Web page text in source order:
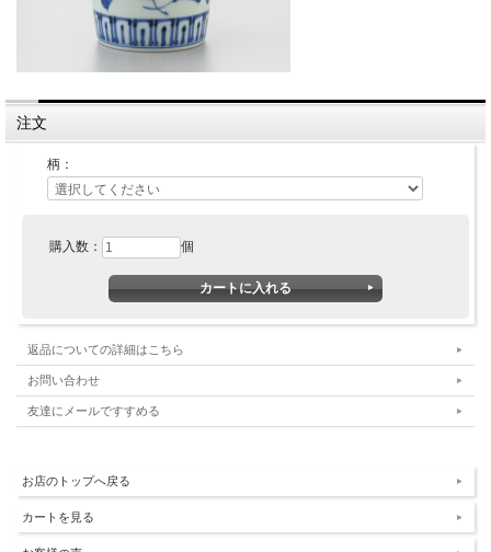
注文
柄：
購入数： 個
返品についての詳細はこちら
お問い合わせ
友達にメールですすめる
お店のトップへ戻る
カートを見る